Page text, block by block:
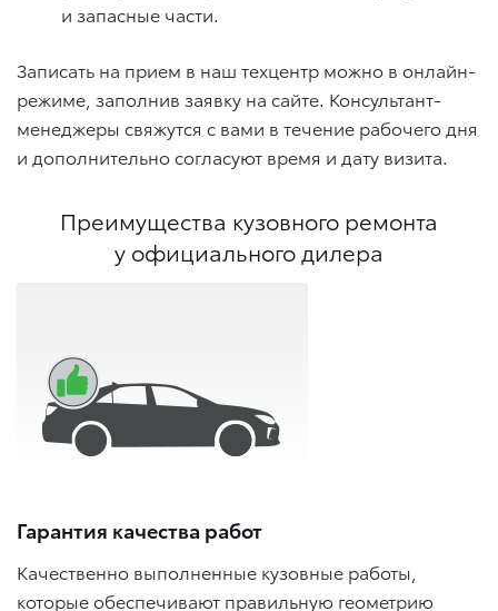
и запасные части.
Записать на прием в наш техцентр можно в онлайн-
режиме, заполнив заявку на сайте. Консультант-
менеджеры свяжутся с вами в течение рабочего дня
и дополнительно согласуют время и дату визита.
Преимущества кузовного ремонта
у официального дилера
Гарантия качества работ
Качественно выполненные кузовные работы,
которые обеспечивают правильную геометрию